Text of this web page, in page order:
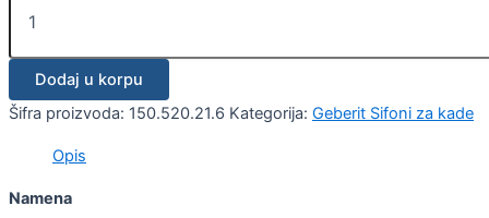
Dodaj u korpu
Šifra proizvoda: 150.520.21.6 Kategorija: Geberit Sifoni za kade
Opis
Namena